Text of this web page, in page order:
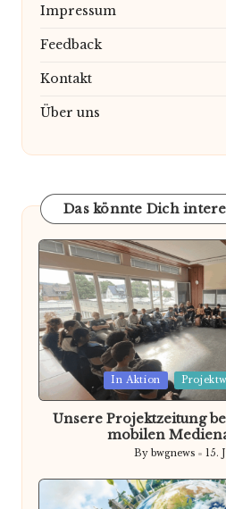
Impressum
Feedback
Kontakt
Über uns
Das könnte Dich
Posted
in
In Aktion
Unsere Projektzeitung
mobilen
Posted
by
By bwgnews 15.